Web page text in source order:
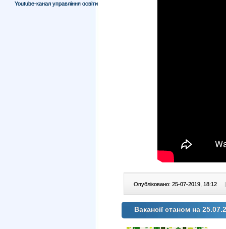
Youtube-канал управління освіти
Опубліковано: 25-07-2019, 18:12 |
Вакансії станом на